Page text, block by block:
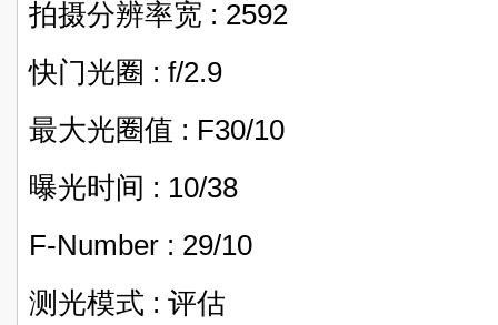
拍摄分辨率宽 : 2592
快门光圈 : f/2.9
最大光圈值 : F30/10
曝光时间 : 10/38
F-Number : 29/10
测光模式 : 评估